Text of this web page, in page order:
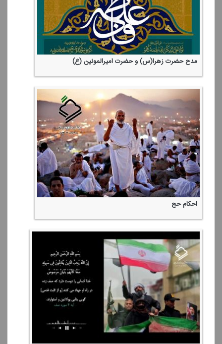
مدح حضرت زهرا(س) و حضرت امیرالمونین (ع)
احكام حج